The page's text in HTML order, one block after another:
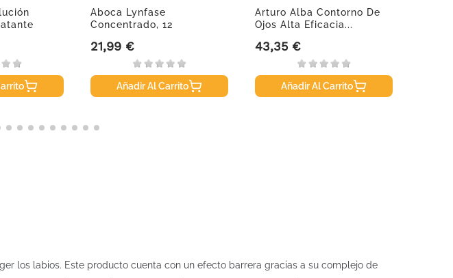
Aboca Lynfase
Concentrado, 12
Precio
21,99 €
Añadir Al Carrito
Arturo Alba Contorno De
Ojos Alta Eficacia...
Precio
43,35 €
Añadir Al Carrito
los labios. Este producto cuenta con un efecto barrera gracias a su complejo de